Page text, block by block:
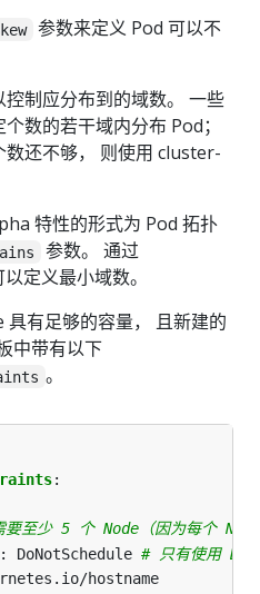
参数来定义 Pod 可以不
制应分布到的域数。 一些
数的若干域内分布 Pod；
还不够， 则使用 cluster-
特性的形式为 Pod 拓扑
参数。 通过
定义最小域数。
有足够的容量， 且新建的
中带有以下
。
:
至少 5 个 Node（因为每个
: DoNotSchedule # 只有使用
hostname